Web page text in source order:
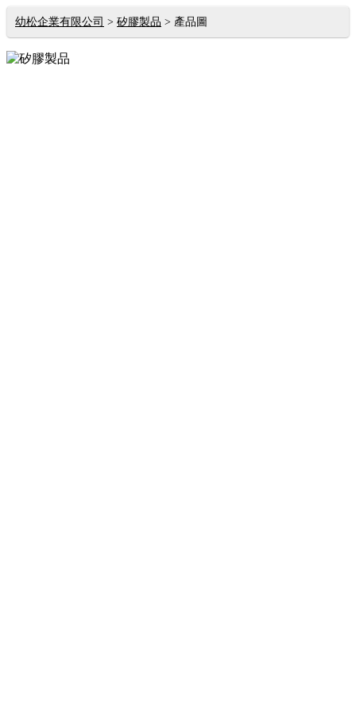
幼松企業有限公司 矽膠製品 產品圖